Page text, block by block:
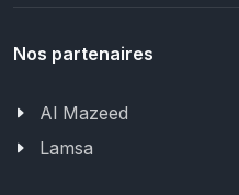
Nos partenaires
Al Mazeed
Lamsa